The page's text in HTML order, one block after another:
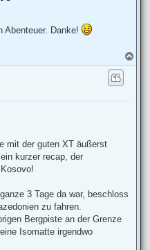
Abenteuer. Danke!
a
mit der guten XT äußerst
kurzer recap, der
3 Tage da war, beschloss
zu fahren.
Bergpiste an der Grenze
Isomatte irgendwo